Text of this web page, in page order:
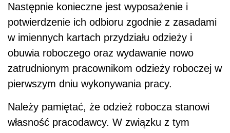
Następnie konieczne jest wyposażenie i
potwierdzenie ich odbioru zgodnie z zasadami
w imiennych kartach przydziału odzieży i
obuwia roboczego oraz wydawanie nowo
zatrudnionym pracownikom odzieży roboczej w
pierwszym dniu wykonywania pracy.
Należy pamiętać, że odzież robocza stanowi
własność pracodawcy. W związku z tym